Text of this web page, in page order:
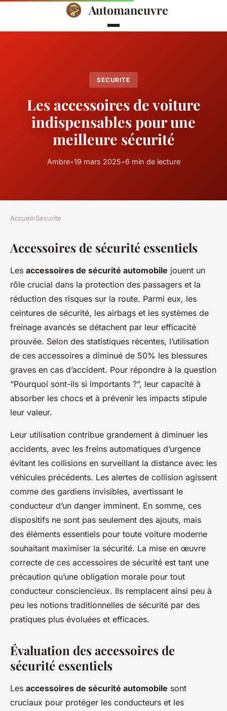
Automaneuvre
SECURITE
Les accessoires de voiture
indispensables pour une
meilleure sécurité
Ambre•19 mars 2025•6 min de lecture
Accueil›Securite
Accessoires de sécurité essentiels
Les accessoires de sécurité automobile jouent un
rôle crucial dans la protection des passagers et la
réduction des risques sur la route. Parmi eux, les
ceintures de sécurité, les airbags et les systèmes de
freinage avancés se détachent par leur efficacité
prouvée. Selon des statistiques récentes, l’utilisation
de ces accessoires a diminué de 50% les blessures
graves en cas d’accident. Pour répondre à la question
“Pourquoi sont-ils si importants ?”, leur capacité à
absorber les chocs et à prévenir les impacts stipule
leur valeur.
Leur utilisation contribue grandement à diminuer les
accidents, avec les freins automatiques d’urgence
évitant les collisions en surveillant la distance avec les
véhicules précédents. Les alertes de collision agissent
comme des gardiens invisibles, avertissant le
conducteur d’un danger imminent. En somme, ces
dispositifs ne sont pas seulement des ajouts, mais
des éléments essentiels pour toute voiture moderne
souhaitant maximiser la sécurité. La mise en œuvre
correcte de ces accessoires de sécurité est tant une
précaution qu’une obligation morale pour tout
conducteur consciencieux. Ils remplacent ainsi peu à
peu les notions traditionnelles de sécurité par des
pratiques plus évoluées et efficaces.
Évaluation des accessoires de
sécurité essentiels
Les accessoires de sécurité automobile sont
cruciaux pour protéger les conducteurs et les